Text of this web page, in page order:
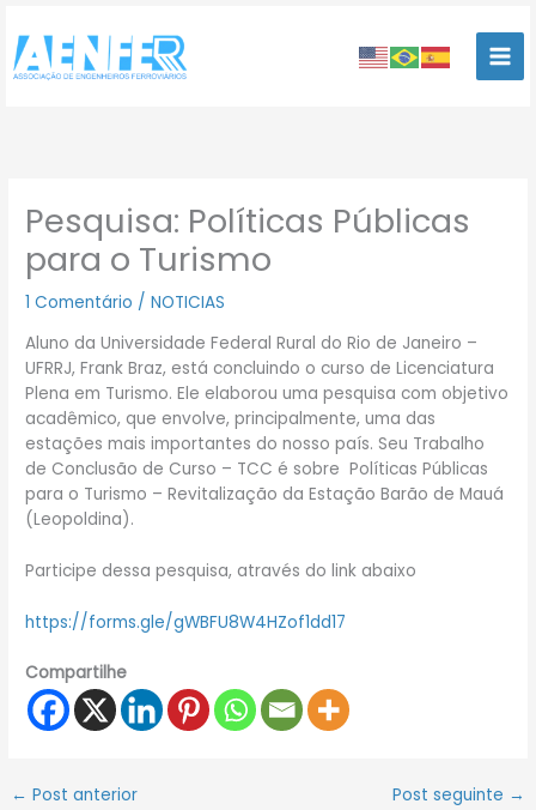
para
conteúdo
Pesquisa: Políticas Públicas
para o Turismo
1 Comentário /NOTICIAS
Aluno da Universidade Federal Rural do Rio de Janeiro –
UFRRJ, Frank Braz, está concluindo o curso de Licenciatura
Plena em Turismo. Ele elaborou uma pesquisa com objetivo
acadêmico, que envolve, principalmente, uma das
estações mais importantes do nosso país. Seu Trabalho
de Conclusão de Curso – TCC é sobre Políticas Públicas
para o Turismo – Revitalização da Estação Barão de Mauá
(Leopoldina).
Participe dessa pesquisa, através do link abaixo
https://forms.gle/gWBFU8W4HZof1dd17
Compartilhe
← Post anterior Post seguinte →